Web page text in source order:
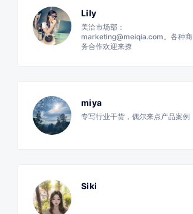
Lily
美洽市场部：
marketing@meiqia.com。各种商
务合作欢迎来撩
miya
专写行业干货，偶尔来点产品案例
Siki